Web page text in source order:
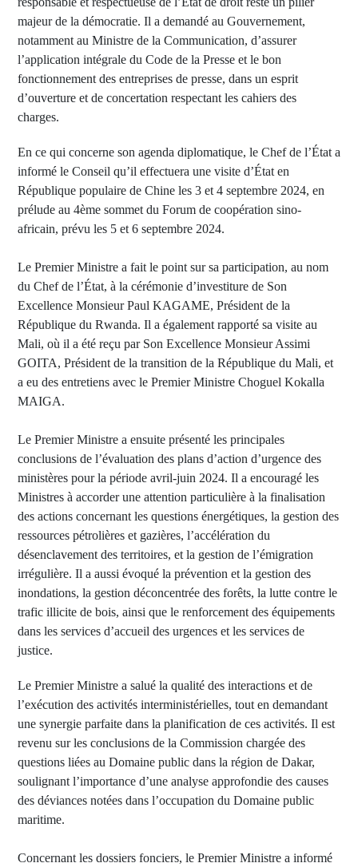
majeur de la démocratie. Il a demandé au Gouvernement,
notamment au Ministre de la Communication, d’assurer
l’application intégrale du Code de la Presse et le bon
fonctionnement des entreprises de presse, dans un esprit
d’ouverture et de concertation respectant les cahiers des
charges.
En ce qui concerne son agenda diplomatique, le Chef de l’État a
informé le Conseil qu’il effectuera une visite d’État en
République populaire de Chine les 3 et 4 septembre 2024, en
prélude au 4ème sommet du Forum de coopération sino-
africain, prévu les 5 et 6 septembre 2024.
Le Premier Ministre a fait le point sur sa participation, au nom
du Chef de l’État, à la cérémonie d’investiture de Son
Excellence Monsieur Paul KAGAME, Président de la
République du Rwanda. Il a également rapporté sa visite au
Mali, où il a été reçu par Son Excellence Monsieur Assimi
GOITA, Président de la transition de la République du Mali, et
a eu des entretiens avec le Premier Ministre Choguel Kokalla
MAIGA.
Le Premier Ministre a ensuite présenté les principales
conclusions de l’évaluation des plans d’action d’urgence des
ministères pour la période avril-juin 2024. Il a encouragé les
Ministres à accorder une attention particulière à la finalisation
des actions concernant les questions énergétiques, la gestion des
ressources pétrolières et gazières, l’accélération du
désenclavement des territoires, et la gestion de l’émigration
irrégulière. Il a aussi évoqué la prévention et la gestion des
inondations, la gestion déconcentrée des forêts, la lutte contre le
trafic illicite de bois, ainsi que le renforcement des équipements
dans les services d’accueil des urgences et les services de
justice.
Le Premier Ministre a salué la qualité des interactions et de
l’exécution des activités interministérielles, tout en demandant
une synergie parfaite dans la planification de ces activités. Il est
revenu sur les conclusions de la Commission chargée des
questions liées au Domaine public dans la région de Dakar,
soulignant l’importance d’une analyse approfondie des causes
des déviances notées dans l’occupation du Domaine public
maritime.
Concernant les dossiers fonciers, le Premier Ministre a informé